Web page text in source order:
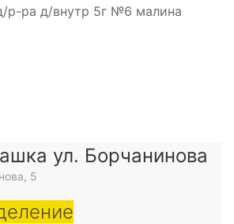
р-ра д/внутр 5г №6 малина
ул. Борчанинова
5